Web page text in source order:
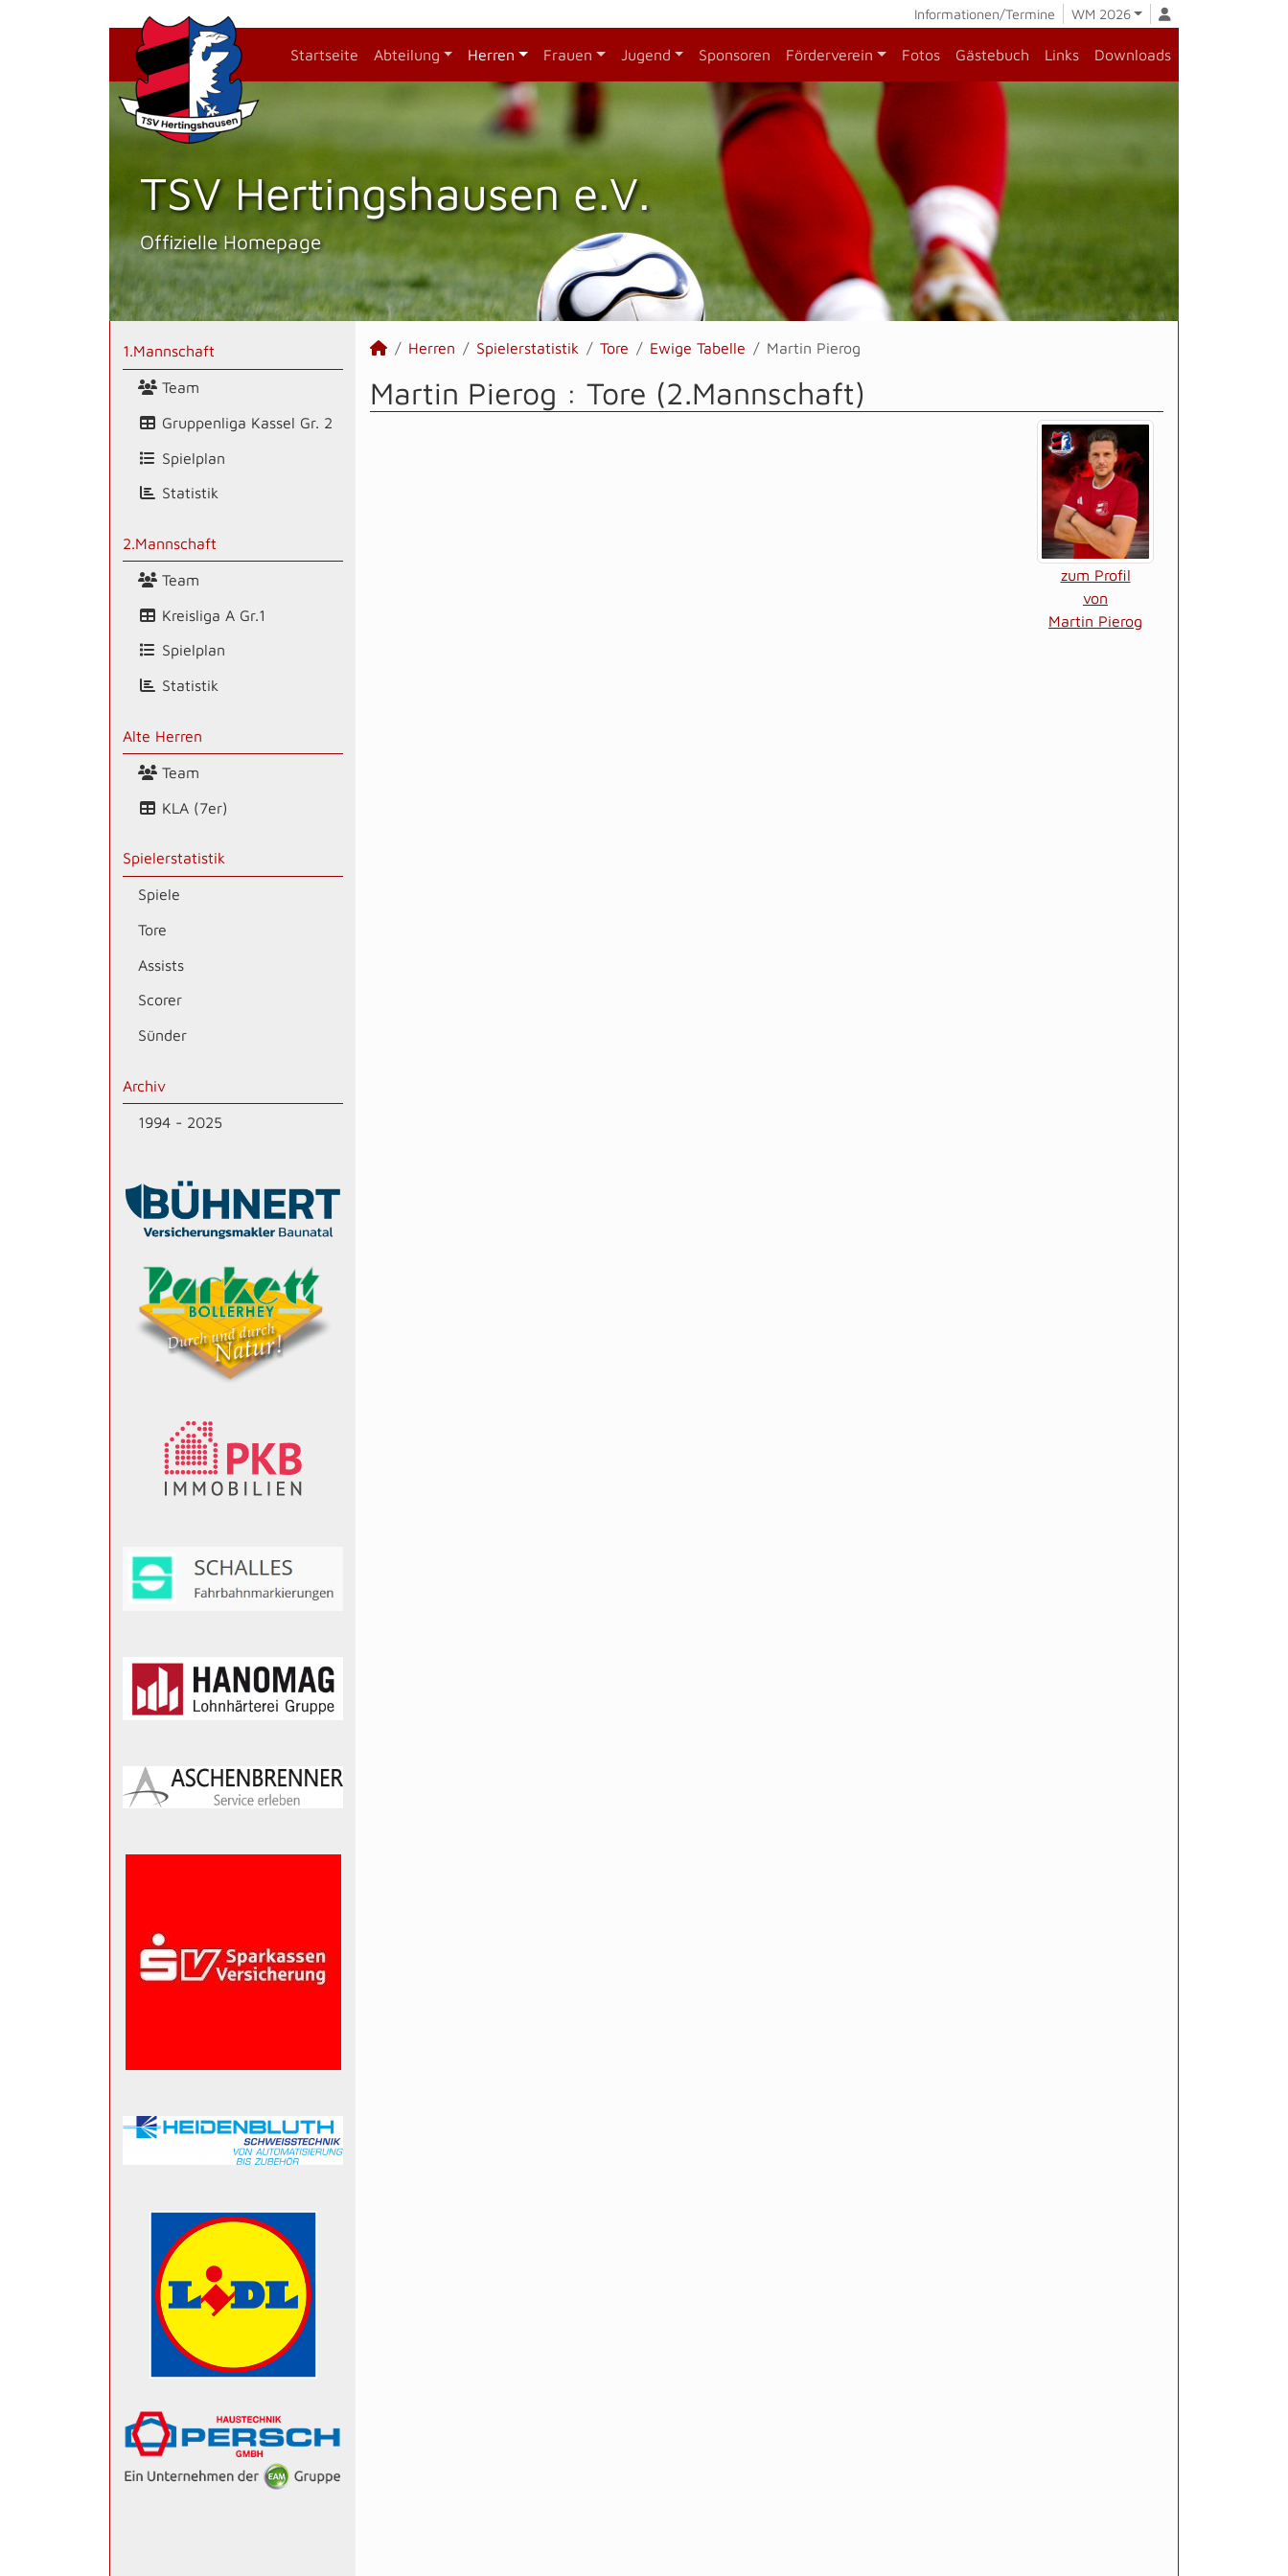
Informationen/Termine WM 2026
Startseite Abteilung Herren Frauen Jugend Sponsoren Förderverein Fotos Gästebuch Links Downloads
TSV Hertings­hausen e.V.
Offizielle Homepage
1.Mannschaft
Team
Gruppenliga Kassel Gr. 2
Spielplan
Statistik
2.Mannschaft
Team
Kreisliga A Gr.1
Spielplan
Statistik
Alte Herren
Team
KLA (7er)
Spielerstatistik
Spiele
Tore
Assists
Scorer
Sünder
Archiv
1994 - 2025
Herren Spielerstatistik Tore Ewige Tabelle Martin Pierog
Martin Pierog : Tore (2.Mannschaft)
zum Profil
von
Martin Pierog